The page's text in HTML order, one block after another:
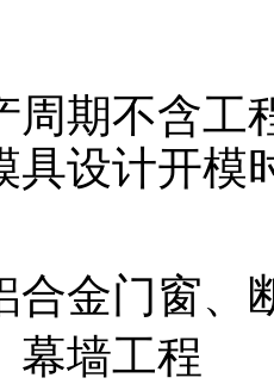
周期不含
具设计开模
合金门窗、
幕墙工程